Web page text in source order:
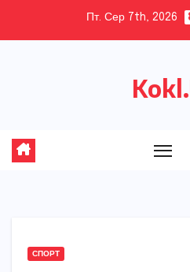
Пт. Сер 7th, 2026
СПОРТ